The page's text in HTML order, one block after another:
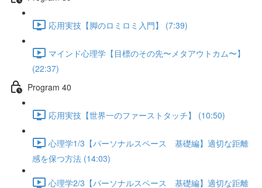
応用実技【脚のロミロミ入門】 (7:39)
マインド心理学【目標のその先〜メタアウトカム〜】
(22:37)
Program 40
応用実技【世界一のファーストタッチ】 (10:50)
心理学1/3【パーソナルスペース 基礎編】適切な距離
感を保つ方法 (14:03)
心理学2/3【パーソナルスペース 基礎編】適切な距離